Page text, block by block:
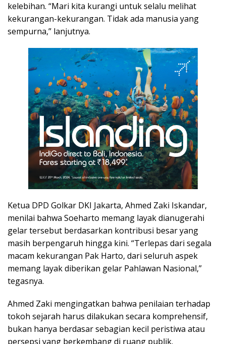
kelebihan. “Mari kita kurangi untuk selalu melihat
kekurangan-kekurangan. Tidak ada manusia yang
sempurna,” lanjutnya.
Ketua DPD Golkar DKI Jakarta, Ahmed Zaki Iskandar,
menilai bahwa Soeharto memang layak dianugerahi
gelar tersebut berdasarkan kontribusi besar yang
masih berpengaruh hingga kini. “Terlepas dari segala
macam kekurangan Pak Harto, dari seluruh aspek
memang layak diberikan gelar Pahlawan Nasional,”
tegasnya.
Ahmed Zaki mengingatkan bahwa penilaian terhadap
tokoh sejarah harus dilakukan secara komprehensif,
bukan hanya berdasar sebagian kecil peristiwa atau
persepsi yang berkembang di ruang publik.